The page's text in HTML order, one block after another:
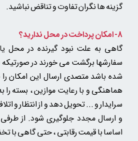
گزینه ها نگران تفاوت و تناقض نباشید.
8- امکان پرداخت در محل ندارید؟
گاهی به علت نبود گیرنده در محل
سفارشها برگشت می خورند در
شده باشد متصدی ارسال این امکان
هماهنگی و با رعایت موازین ، بسته را
سرایدار و ... تحویل دهد و از انتظار و
و ارسال مجدد جلوگیری شود. از
اساسا با قیمت رقابتی ، حتی گاهی با